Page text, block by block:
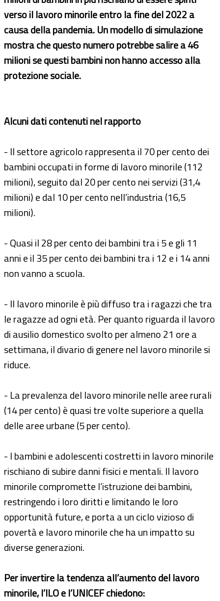
verso il lavoro minorile entro la fine del 2022 a
causa della pandemia. Un modello di simulazione
mostra che questo numero potrebbe salire a 46
milioni se questi bambini non hanno accesso alla
protezione sociale.
Alcuni dati contenuti nel rapporto
- Il settore agricolo rappresenta il 70 per cento dei
bambini occupati in forme di lavoro minorile (112
milioni), seguito dal 20 per cento nei servizi (31,4
milioni) e dal 10 per cento nell’industria (16,5
milioni).
- Quasi il 28 per cento dei bambini tra i 5 e gli 11
anni e il 35 per cento dei bambini tra i 12 e i 14 anni
non vanno a scuola.
- Il lavoro minorile è più diffuso tra i ragazzi che tra
le ragazze ad ogni età. Per quanto riguarda il lavoro
di ausilio domestico svolto per almeno 21 ore a
settimana, il divario di genere nel lavoro minorile si
riduce.
- La prevalenza del lavoro minorile nelle aree rurali
(14 per cento) è quasi tre volte superiore a quella
delle aree urbane (5 per cento).
- I bambini e adolescenti costretti in lavoro minorile
rischiano di subire danni fisici e mentali. Il lavoro
minorile compromette l’istruzione dei bambini,
restringendo i loro diritti e limitando le loro
opportunità future, e porta a un ciclo vizioso di
povertà e lavoro minorile che ha un impatto su
diverse generazioni.
Per invertire la tendenza all’aumento del lavoro
minorile, l’ILO e l’UNICEF chiedono: